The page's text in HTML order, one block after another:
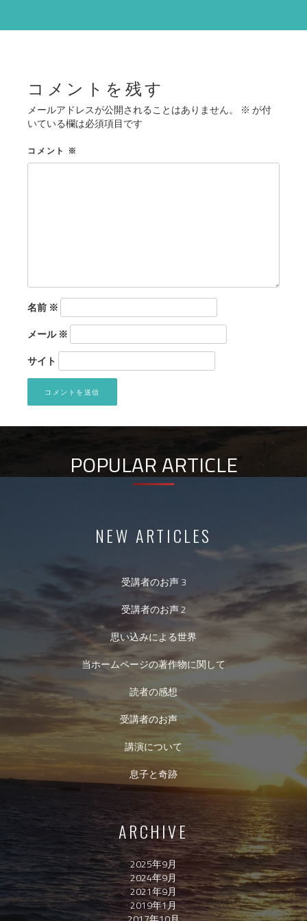
シ
コメントを残す
メールアドレスが公開されることはありません。 ※ が付
いている欄は必須項目です
コメント ※
名前 ※
メール※
サイト
POPULAR ARTICLE
NEW ARTICLES
受講者のお声 3
受講者のお声 2
思い込みによる世界
当ホームページの著作物に関して
読者の感想
受講者のお声
講演について
息子と奇跡
ARCHIVE
2025年9月
2024年9月
2021年9月
2019年1月